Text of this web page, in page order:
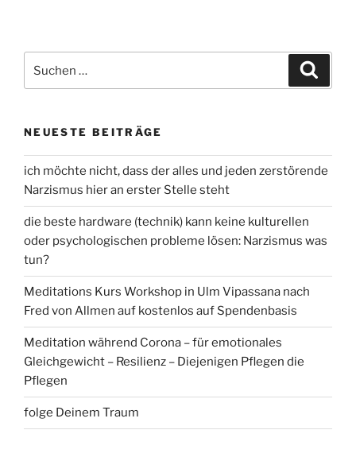
nach:
NEUESTE BEITRÄGE
ich möchte nicht, dass der alles und jeden zerstörende
Narzismus hier an erster Stelle steht
die beste hardware (technik) kann keine kulturellen
oder psychologischen probleme lösen: Narzismus was
tun?
Meditations Kurs Workshop in Ulm Vipassana nach
Fred von Allmen auf kostenlos auf Spendenbasis
Meditation während Corona – für emotionales
Gleichgewicht – Resilienz – Diejenigen Pflegen die
Pflegen
folge Deinem Traum